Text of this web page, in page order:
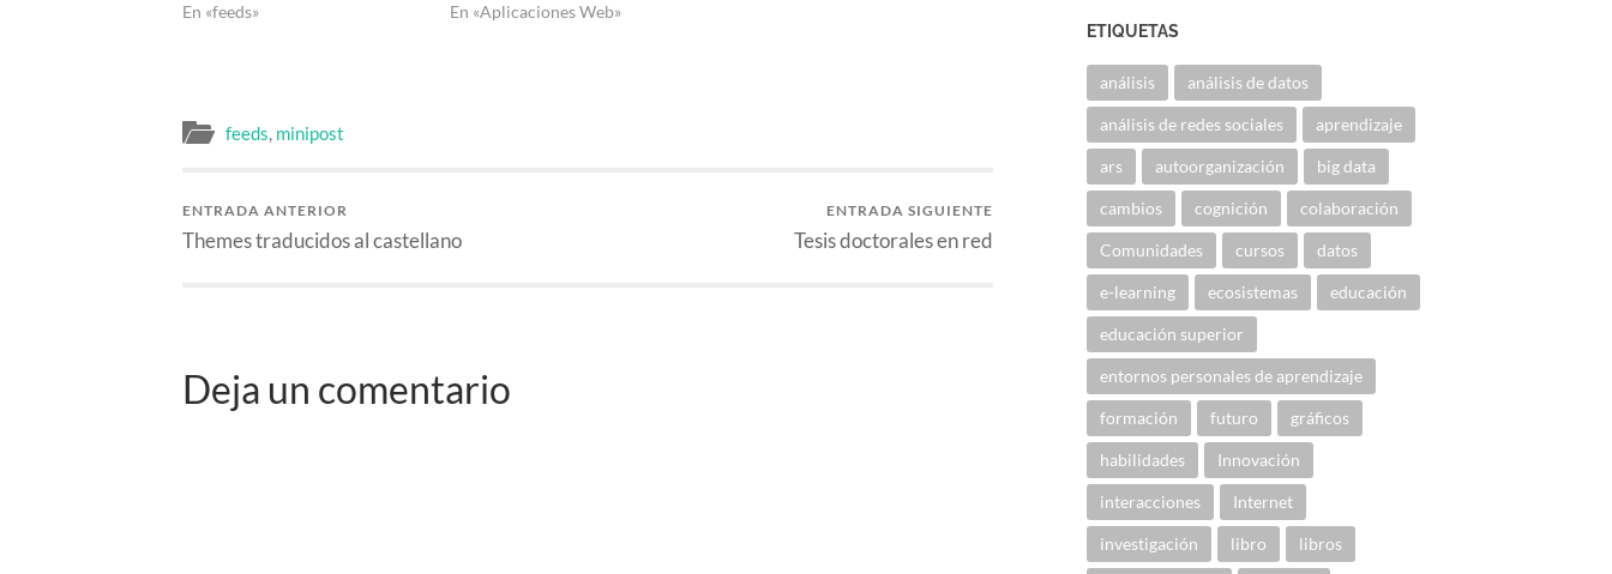
En «feeds»
En «Aplicaciones Web»
feeds, minipost
ENTRADA ANTERIOR
Themes traducidos al castellano
ENTRADA SIGUIENTE
Tesis doctorales en red
Deja un comentario
ETIQUETAS
análisis análisis de datos
análisis de redes sociales aprendizaje
ars autoorganización big data
cambios cognición colaboración
Comunidades cursos datos
e-learning ecosistemas educación
educación superior
entornos personales de aprendizaje
formación futuro gráficos
habilidades Innovación
interacciones Internet
investigación libro libros